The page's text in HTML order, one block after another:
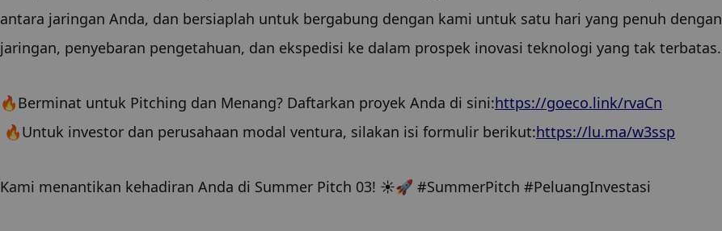
antara jaringan Anda, dan bersiaplah untuk bergabung dengan kami untuk satu hari yang penuh dengan
jaringan, penyebaran pengetahuan, dan ekspedisi ke dalam prospek inovasi teknologi yang tak terbatas.
🔥Berminat untuk Pitching dan Menang? Daftarkan proyek Anda di sini:https://goeco.link/rvaCn
🔥Untuk investor dan perusahaan modal ventura, silakan isi formulir berikut:https://lu.ma/w3ssp
Kami menantikan kehadiran Anda di Summer Pitch 03! ☀️🚀 #SummerPitch #PeluangInvestasi